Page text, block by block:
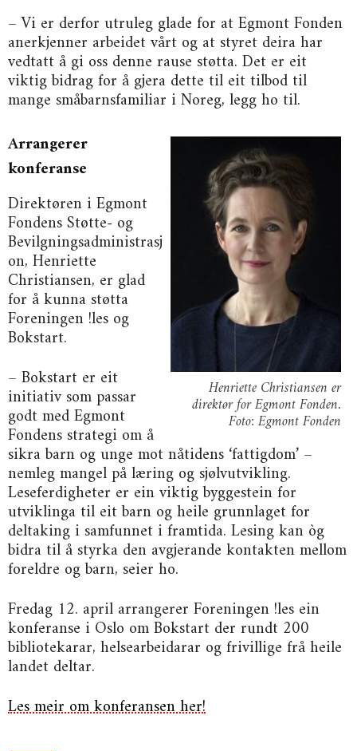
– Vi er derfor utruleg glade for at Egmont Fonden
anerkjenner arbeidet vårt og at styret deira har
vedtatt å gi oss denne rause støtta. Det er eit
viktig bidrag for å gjera dette til eit tilbod til
mange småbarnsfamiliar i Noreg, legg ho til.
Henriette Christiansen er
direktør for Egmont Fonden.
Foto: Egmont Fonden
Arrangerer
konferanse
Direktøren i Egmont
Fondens Støtte- og
Bevilgningsadministrasj
on, Henriette
Christiansen, er glad
for å kunna støtta
Foreningen !les og
Bokstart.
– Bokstart er eit
initiativ som passar
godt med Egmont
Fondens strategi om å
sikra barn og unge mot nåtidens ‘fattigdom’ –
nemleg mangel på læring og sjølvutvikling.
Leseferdigheter er ein viktig byggestein for
utviklinga til eit barn og heile grunnlaget for
deltaking i samfunnet i framtida. Lesing kan òg
bidra til å styrka den avgjerande kontakten mellom
foreldre og barn, seier ho.
Fredag 12. april arrangerer Foreningen !les ein
konferanse i Oslo om Bokstart der rundt 200
bibliotekarar, helsearbeidarar og frivillige frå heile
landet deltar.
Les meir om konferansen her!